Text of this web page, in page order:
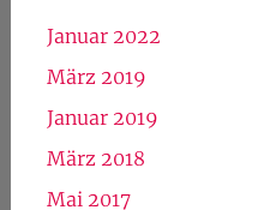
Januar 2022
März 2019
Januar 2019
März 2018
Mai 2017